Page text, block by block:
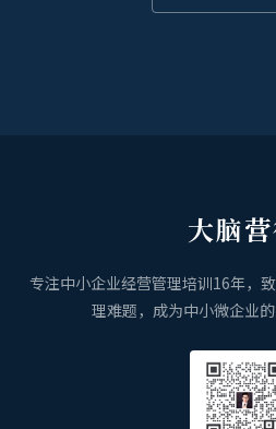
大脑
专注中小企业经营管理培训16年，
理难题，成为中小微企业的